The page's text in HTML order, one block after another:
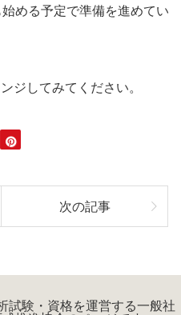
める予定で準備を進めてい
ジしてみてください。
次の記事
試験・資格を運営する一般社